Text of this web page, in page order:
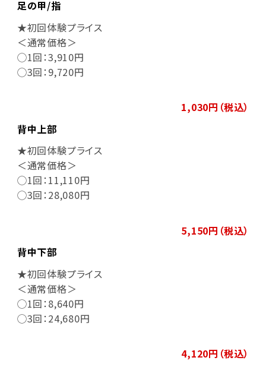
足の甲/指
★初回体験プライス
＜通常価格＞
◯1回：3,910円
◯3回：9,720円
1,030円（税込）
背中上部
★初回体験プライス
＜通常価格＞
◯1回：11,110円
◯3回：28,080円
5,150円（税込）
背中下部
★初回体験プライス
＜通常価格＞
◯1回：8,640円
◯3回：24,680円
4,120円（税込）